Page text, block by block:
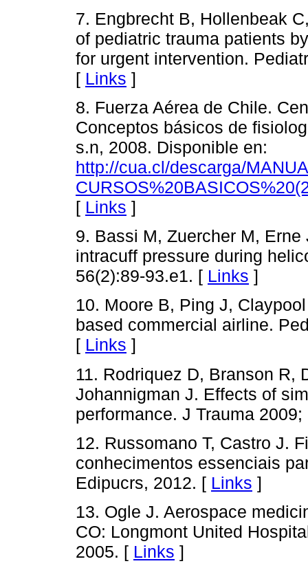
7. Engbrecht B, Hollenbeak
of pediatric trauma patients
for urgent intervention.
[ Links ]
8. Fuerza Aérea de Chile.
Conceptos básicos de
s.n, 2008. Disponible en:
http://cua.cl/descarga/
[ Links ]
9. Bassi M, Zuercher M,
intracuff pressure during
56(2):89-93.e1. [ Links ]
10. Moore B, Ping J,
based commercial airline.
[ Links ]
11. Rodriquez D, Branson R,
Johannigman J. Effects of
performance. J Trauma
12. Russomano T, Castro J.
conhecimentos essenciais
Edipucrs, 2012. [ Links ]
13. Ogle J. Aerospace
CO: Longmont United
2005. [ Links ]